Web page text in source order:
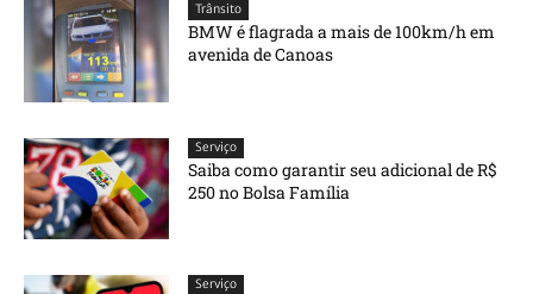
Trânsito
BMW é flagrada a mais de 100km/h em
avenida de Canoas
Serviço
Saiba como garantir seu adicional de R$
250 no Bolsa Família
Serviço